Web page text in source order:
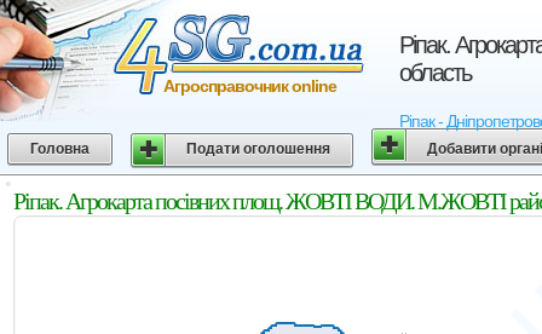
Ріпак.
область
Ріпак -
Агросправочник online
Головна Подати оголошення Добавити
Ріпак. Агрокарта посівних площ. ЖОВТІ ВОДИ. М.ЖОВТІ